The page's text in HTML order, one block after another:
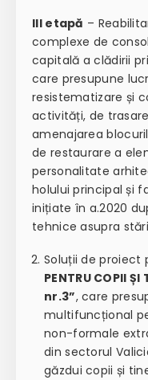
III etapă –
complexe de
capitală a clădirii
care presupune
resistematizare și
activități, de
amenajarea
de restaurare a
personalitate
holului principal și
inițiate în a.2020
tehnice asupra
Soluții de proiect
PENTRU COPII
nr.3”, care
multifuncțional
non-formale
din sectorul
găzdui copii și